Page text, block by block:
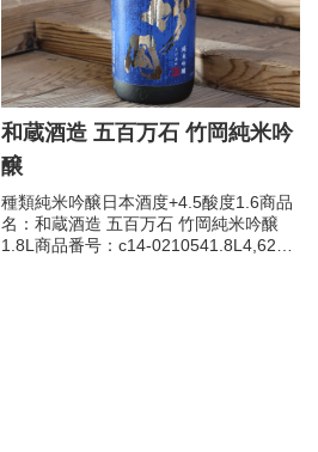
和蔵酒造 五百万石 竹岡純米吟
醸
種類純米吟醸日本酒度+4.5酸度1.6商品
名：和蔵酒造 五百万石 竹岡純米吟醸
1.8L商品番号：c14-0210541.8L4,620